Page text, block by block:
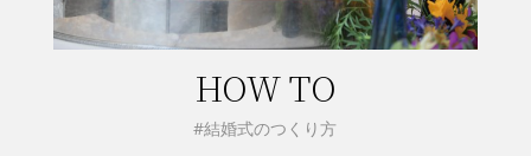
HOW TO
#結婚式のつくり方